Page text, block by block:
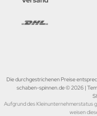
Die durchgestrichenen Preise
schaben-spinnen.de © 2026 |
Aufgrund des Kleinunternehmerstatus
weisen